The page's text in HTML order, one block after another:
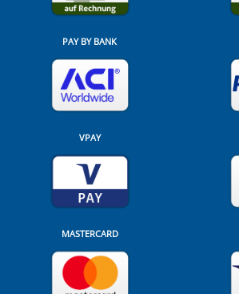
PAY BY BANK
VPAY
MASTERCARD